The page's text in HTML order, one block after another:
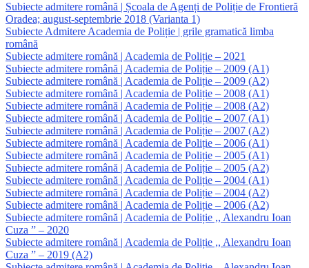
Subiecte admitere română | Școala de Agenți de Poliție de Frontieră
Oradea; august-septembrie 2018 (Varianta 1)
Subiecte Admitere Academia de Poliție | grile gramatică limba
română
Subiecte admitere română | Academia de Poliție – 2021
Subiecte admitere română | Academia de Poliție – 2009 (A1)
Subiecte admitere română | Academia de Poliție – 2009 (A2)
Subiecte admitere română | Academia de Poliție – 2008 (A1)
Subiecte admitere română | Academia de Poliție – 2008 (A2)
Subiecte admitere română | Academia de Poliție – 2007 (A1)
Subiecte admitere română | Academia de Poliție – 2007 (A2)
Subiecte admitere română | Academia de Poliție – 2006 (A1)
Subiecte admitere română | Academia de Poliție – 2005 (A1)
Subiecte admitere română | Academia de Poliție – 2005 (A2)
Subiecte admitere română | Academia de Poliție – 2004 (A1)
Subiecte admitere română | Academia de Poliție – 2004 (A2)
Subiecte admitere română | Academia de Poliție – 2006 (A2)
Subiecte admitere română | Academia de Poliție ,, Alexandru Ioan
Cuza ” – 2020
Subiecte admitere română | Academia de Poliție ,, Alexandru Ioan
Cuza ” – 2019 (A2)